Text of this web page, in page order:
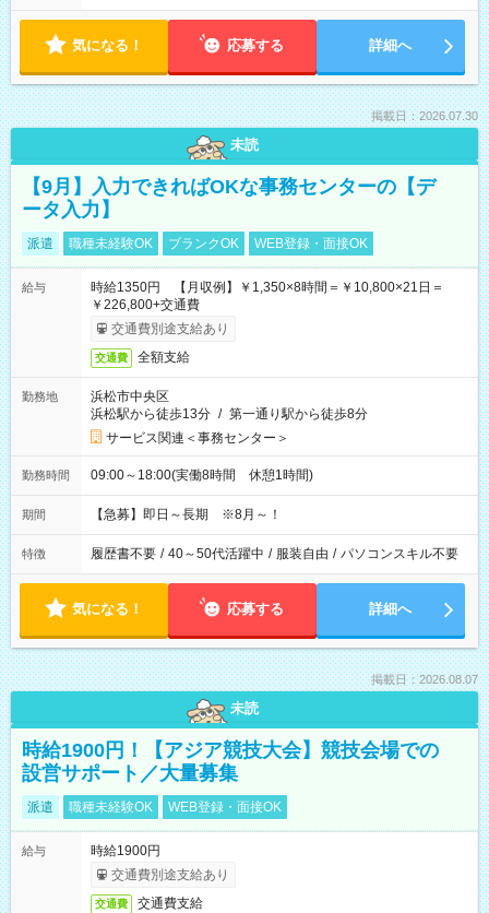
気になる！ 応募する 詳細へ
掲載日：2026.07.30
未読
【9月】入力できればOKな事務センターの【デ
ータ入力】
派遣 職種未経験OK ブランクOK WEB登録・面接OK
給与
時給1350円 【月収例】￥1,350×8時間＝￥10,800×21日＝
￥226,800+交通費
交通費別途支給あり
交通費 全額支給
勤務地
浜松市中央区
浜松駅から徒歩13分 / 第一通り駅から徒歩8分
サービス関連＜事務センター＞
勤務時間 09:00～18:00(実働8時間 休憩1時間)
期間 【急募】即日～長期 ※8月～！
特徴 履歴書不要 / 40～50代活躍中 / 服装自由 / パソコンスキル不要
気になる！ 応募する 詳細へ
掲載日：2026.08.07
未読
時給1900円！【アジア競技大会】競技会場での
設営サポート／大量募集
派遣 職種未経験OK WEB登録・面接OK
給与
時給1900円
交通費別途支給あり
交通費 交通費支給